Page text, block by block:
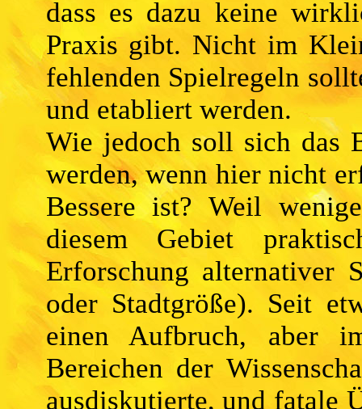
dass es dazu keine
Praxis gibt. Nicht im
fehlenden Spielregeln
und etabliert werden.
Wie jedoch soll sich das
werden, wenn hier nicht
Bessere ist? Weil
diesem Gebiet
Erforschung alternativer
oder Stadtgröße). Seit
einen Aufbruch, aber
Bereichen der
ausdiskutierte, und fatale